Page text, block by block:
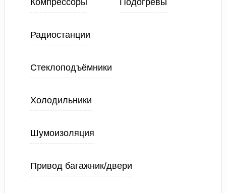
Компрессоры Подогревы
Радиостанции
Стеклоподъёмники
Холодильники
Шумоизоляция
Привод багажник/двери